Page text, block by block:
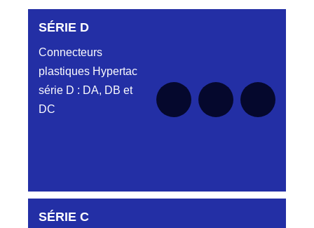
SÉRIE D
Connecteurs
plastiques Hypertac
série D : DA, DB et
DC
DC6122340N
D03EC612MT CONNECTEUR NOIR
SÉRIE C